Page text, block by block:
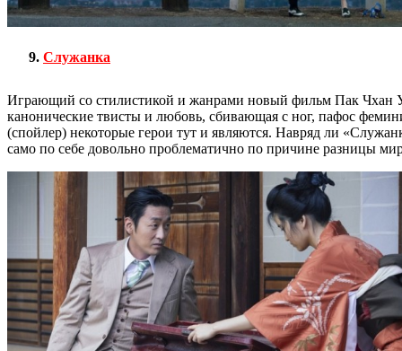
Служанка
Играющий со стилистикой и жанрами новый фильм Пак Чхан
канонические твисты и любовь, сбивающая с ног, пафос
(спойлер) некоторые герои тут и являются. Навряд ли
само по себе довольно проблематично по причине разницы